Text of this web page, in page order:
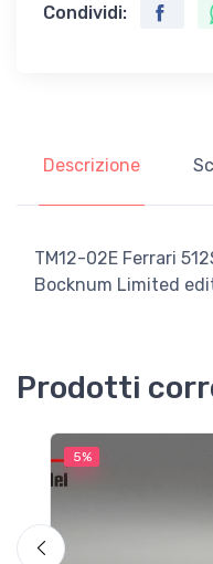
Condividi:
Descrizione
TM12-02E Ferrari
Bocknum Limited
Prodotti
5%